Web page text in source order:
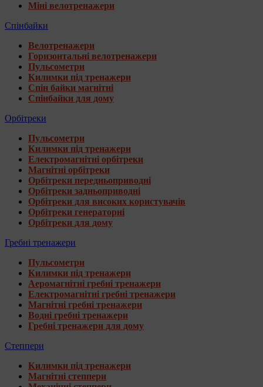
Міні велотренажери
Спінбайки
Велотренажери
Горизонтальні велотренажери
Пульсометри
Килимки під тренажери
Спін байки магнітні
Спінбайки для дому
Орбітреки
Пульсометри
Килимки під тренажери
Електромагнітні орбітреки
Магнітні орбітреки
Орбітреки передньоприводні
Орбітреки задньоприводні
Орбітреки для високих користувачів
Орбітреки генераторні
Орбітреки для дому
Гребні тренажери
Пульсометри
Килимки під тренажери
Аеромагнітні гребні тренажери
Електромагнітні гребні тренажери
Магнітні гребні тренажери
Водні гребні тренажери
Гребні тренажери для дому
Степпери
Килимки під тренажери
Магнітні степпери